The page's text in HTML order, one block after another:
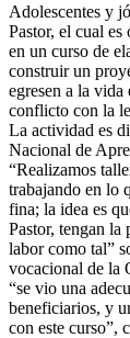
Adolescentes y
Pastor, el cual
en un curso de
construir un
egresen a la
conflicto con la
La actividad es
Nacional de
“Realizamos
trabajando en lo
fina; la idea es
Pastor, tengan la
labor como tal”
vocacional de la
“se vio una
beneficiarios, y
con este curso”,